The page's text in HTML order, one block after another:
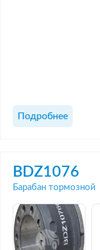
Подробнее
BDZ1076
Барабан тормозной